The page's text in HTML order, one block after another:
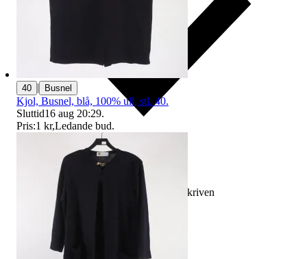
Ersättning om varan inte är som beskriven
40 | Busnel
Kjol, Busnel, blå, 100% ull, stl. 40.
Sluttid16 aug 20:29.
Pris:1 kr,Ledande bud.